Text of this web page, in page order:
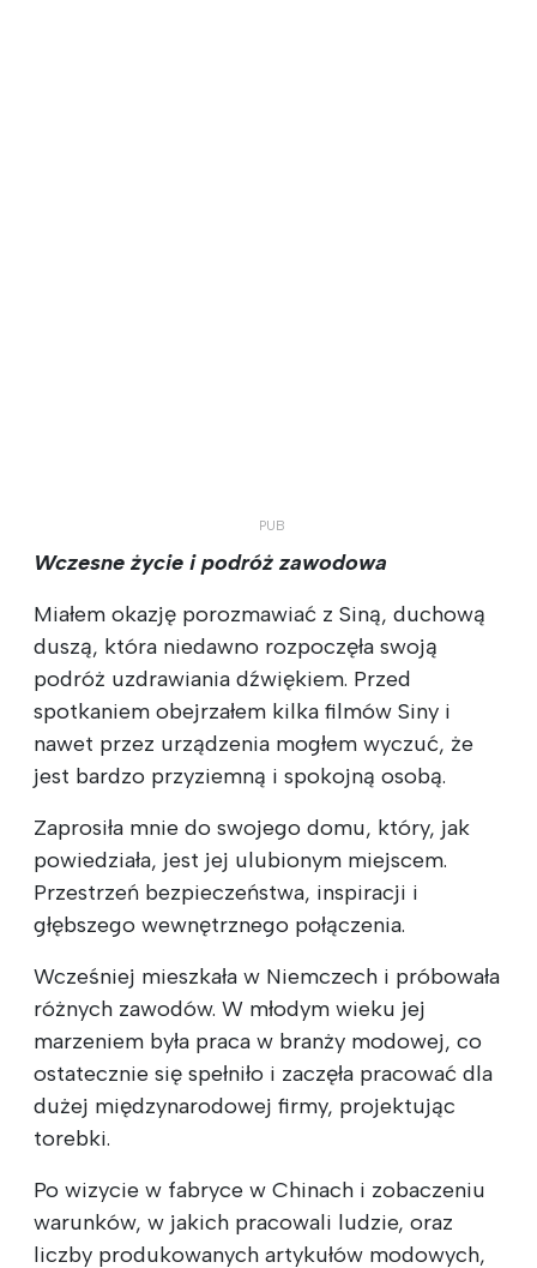
Wczesne życie i podróż zawodowa
Miałem okazję porozmawiać z Siną, duchową
duszą, która niedawno rozpoczęła swoją
podróż uzdrawiania dźwiękiem. Przed
spotkaniem obejrzałem kilka filmów Siny i
nawet przez urządzenia mogłem wyczuć, że
jest bardzo przyziemną i spokojną osobą.
Zaprosiła mnie do swojego domu, który, jak
powiedziała, jest jej ulubionym miejscem.
Przestrzeń bezpieczeństwa, inspiracji i
głębszego wewnętrznego połączenia.
Wcześniej mieszkała w Niemczech i próbowała
różnych zawodów. W młodym wieku jej
marzeniem była praca w branży modowej, co
ostatecznie się spełniło i zaczęła pracować dla
dużej międzynarodowej firmy, projektując
torebki.
Po wizycie w fabryce w Chinach i zobaczeniu
warunków, w jakich pracowali ludzie, oraz
liczby produkowanych artykułów modowych,